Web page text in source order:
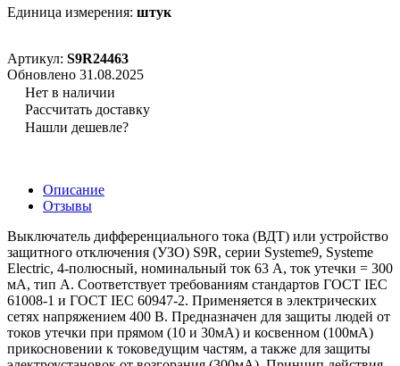
Единица измерения: штук
Артикул: S9R24463
Обновлено 31.08.2025
Нет в наличии
Рассчитать доставку
Нашли дешевле?
Описание
Отзывы
Выключатель дифференциального тока (ВДТ) или устройство
защитного отключения (УЗО) S9R, серии Systeme9, Systeme
Electric, 4-полюсный, номинальный ток 63 А, ток утечки = 300
мА, тип A. Соответствует требованиям стандартов ГОСТ IEC
61008-1 и ГОСТ IEC 60947-2. Применяется в электрических
сетях напряжением 400 В. Предназначен для защиты людей от
токов утечки при прямом (10 и 30мА) и косвенном (100мА)
прикосновении к токоведущим частям, а также для защиты